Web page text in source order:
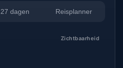
27 dagen Reisplanner
Zichtbaarheid